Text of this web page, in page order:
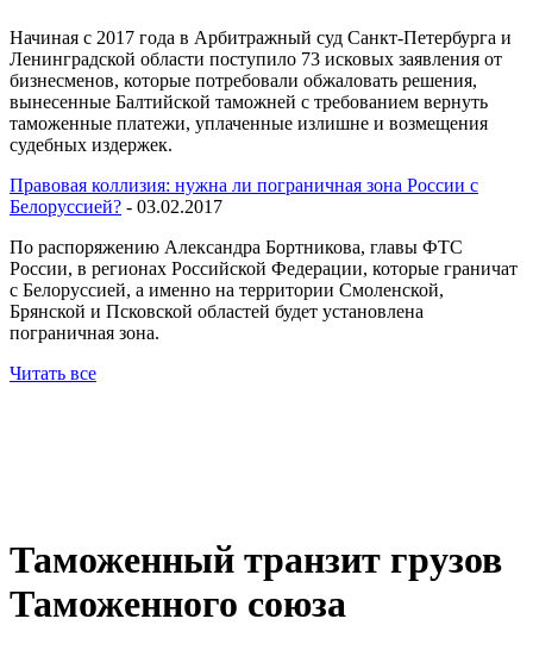
Начиная с 2017 года в Арбитражный суд Санкт-Петербурга и
Ленинградской области поступило 73 исковых заявления от
бизнесменов, которые потребовали обжаловать решения,
вынесенные Балтийской таможней с требованием вернуть
таможенные платежи, уплаченные излишне и возмещения
судебных издержек.
Правовая коллизия: нужна ли пограничная зона России с
Белоруссией? - 03.02.2017
По распоряжению Александра Бортникова, главы ФТС
России, в регионах Российской Федерации, которые граничат
с Белоруссией, а именно на территории Смоленской,
Брянской и Псковской областей будет установлена
пограничная зона.
Читать все
Таможенный транзит грузов
Таможенного союза